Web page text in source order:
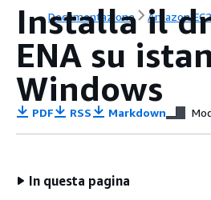
Documentazione Amazon EC2
Installa il
ENA su
Windows
PDF RSS Markdown
In questa pagina